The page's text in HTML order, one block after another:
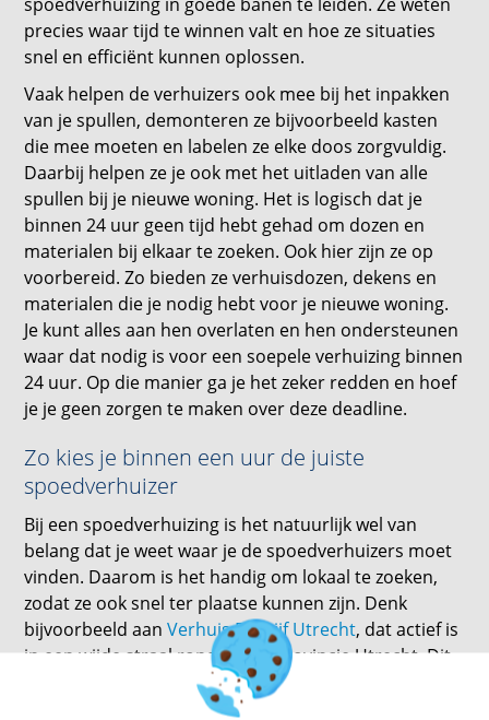
precies waar tijd te winnen valt en hoe ze situaties
snel en efficiënt kunnen oplossen.
Vaak helpen de verhuizers ook mee bij het inpakken
van je spullen, demonteren ze bijvoorbeeld kasten
die mee moeten en labelen ze elke doos zorgvuldig.
Daarbij helpen ze je ook met het uitladen van alle
spullen bij je nieuwe woning. Het is logisch dat je
binnen 24 uur geen tijd hebt gehad om dozen en
materialen bij elkaar te zoeken. Ook hier zijn ze op
voorbereid. Zo bieden ze verhuisdozen, dekens en
materialen die je nodig hebt voor je nieuwe woning.
Je kunt alles aan hen overlaten en hen ondersteunen
waar dat nodig is voor een soepele verhuizing binnen
24 uur. Op die manier ga je het zeker redden en hoef
je je geen zorgen te maken over deze deadline.
Zo kies je binnen een uur de juiste
spoedverhuizer
Bij een spoedverhuizing is het natuurlijk wel van
belang dat je weet waar je de spoedverhuizers moet
vinden. Daarom is het handig om lokaal te zoeken,
zodat ze ook snel ter plaatse kunnen zijn. Denk
bijvoorbeeld aanVerhuis Bedrijf Utrecht, dat actief is
in een wijde straal rondom de provincie Utrecht. Dit
levert vaak goede resultaten op en zie je ook welk
bedrijf direct beschikbaar is om je verhuizing op te